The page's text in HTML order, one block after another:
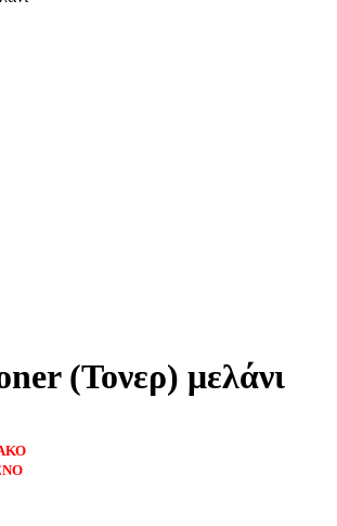
(Τονερ) μελάνι